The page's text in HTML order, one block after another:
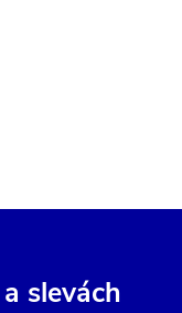
a slevách